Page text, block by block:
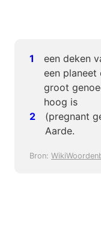
een deken
een planeet
groot
hoog is
(pregnant
Aarde.
Bron: